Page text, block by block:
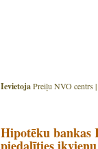
IevietojaPreiļu NVO centrs |
Hipotēku